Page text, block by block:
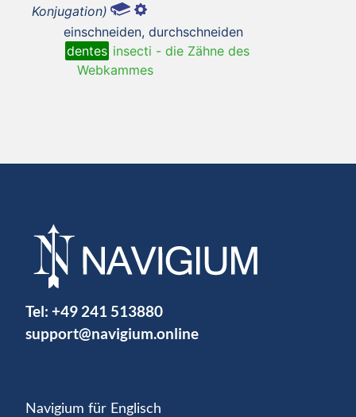
Konjugation)
einschneiden, durchschneiden
dentes insecti - die Zähne des
Webkammes
Tel: +49 241 513880
support@navigium.online
Navigium für Englisch